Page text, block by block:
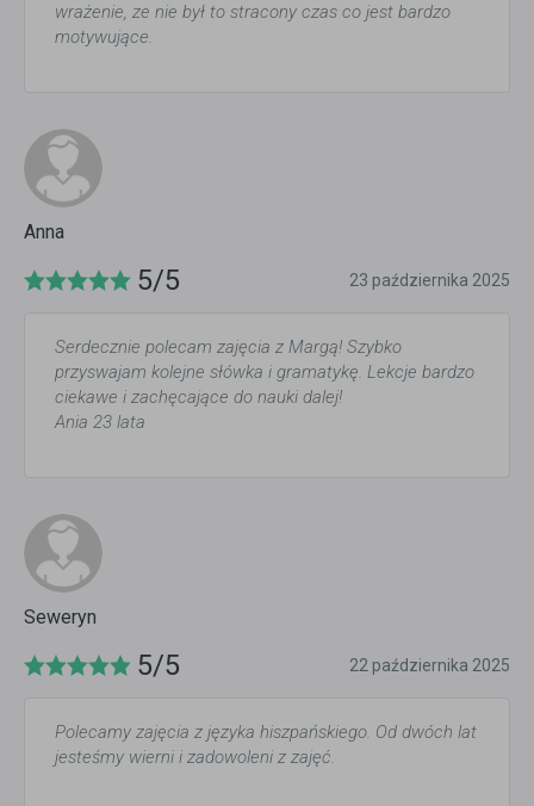
wrażenie, ze nie był to stracony czas co jest bardzo
motywujące.
Anna
5/5 23 października 2025
Serdecznie polecam zajęcia z Margą! Szybko
przyswajam kolejne słówka i gramatykę. Lekcje bardzo
ciekawe i zachęcające do nauki dalej!
Ania 23 lata
Seweryn
5/5 22 października 2025
Polecamy zajęcia z języka hiszpańskiego. Od dwóch lat
jesteśmy wierni i zadowoleni z zajęć.